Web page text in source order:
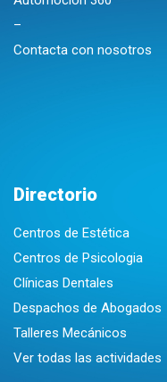
–
Contacta con nosotros
Directorio
Centros de Estética
Centros de Psicologia
Clínicas Dentales
Despachos de Abogados
Talleres Mecánicos
Ver todas las actividades